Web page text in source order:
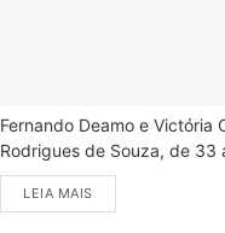
Fernando Deamo e Victória
Rodrigues de Souza, de 33
LEIA MAIS